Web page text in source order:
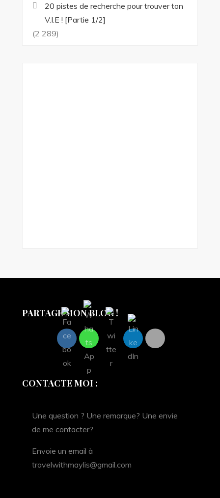
20 pistes de recherche pour trouver ton
V.I.E ! [Partie 1/2]
(2 289)
PARTAGE MON BLOG !
CONTACTE MOI :
Une question ? Une remarque? Une envie
de me contacter?
Envoie un email à
travelwithmaylis@gmail.com